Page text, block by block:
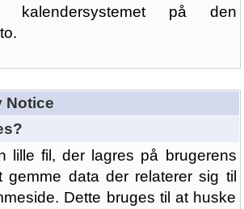
kalendersystemet på den
Notice
lille fil, der lagres på brugerens
gemme data der relaterer sig til
Dette bruges til at huske